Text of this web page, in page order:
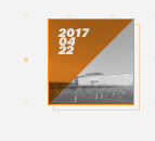
2017
04
22